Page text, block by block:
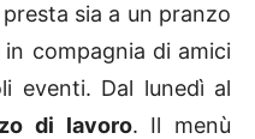
sia a un pranzo
compagnia di amici
eventi. Dal lunedì al
di lavoro. Il menù